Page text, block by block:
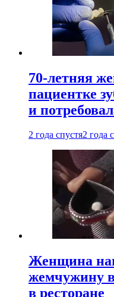
70-летняя
пациентке
и
2 года спустя2 года
Женщина
жемчужину
в ресторане